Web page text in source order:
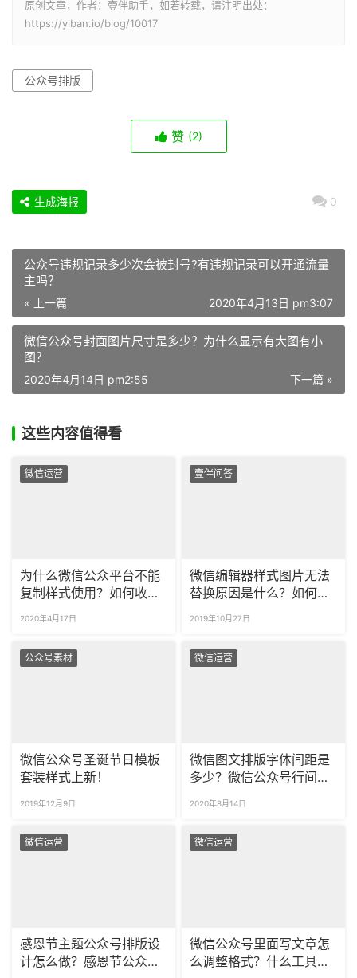
原创文章，作者：壹伴助手，如若转载，请注明出处：
https://yiban.io/blog/10017
公众号排版
赞 (2)
0
生成海报
公众号违规记录多少次会被封号?有违规记录可以开通流量
主吗？
« 上一篇 2020年4月13日 pm3:07
微信公众号封面图片尺寸是多少？为什么显示有大图有小
图？
下一篇 »
2020年4月14日 pm2:55
这些内容值得看
微信运营
为什么微信公众平台不能
复制样式使用？如何收藏
2020年4月17日
壹伴问答
微信编辑器样式图片无法
替换原因是什么？如何替
2019年10月27日
公众号素材
微信公众号圣诞节日模板
套装样式上新！
2019年12月9日
微信运营
微信图文排版字体间距是
多少？微信公众号行间距
2020年8月14日
微信运营
感恩节主题公众号排版设
计怎么做？感恩节公众号
微信运营
微信公众号里面写文章怎
么调整格式？什么工具更